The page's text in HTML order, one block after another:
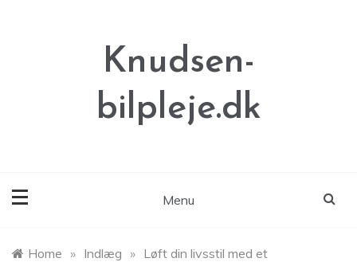
Knudsen-
bilpleje.dk
Menu
Home » Indlæg » Løft din livsstil med et